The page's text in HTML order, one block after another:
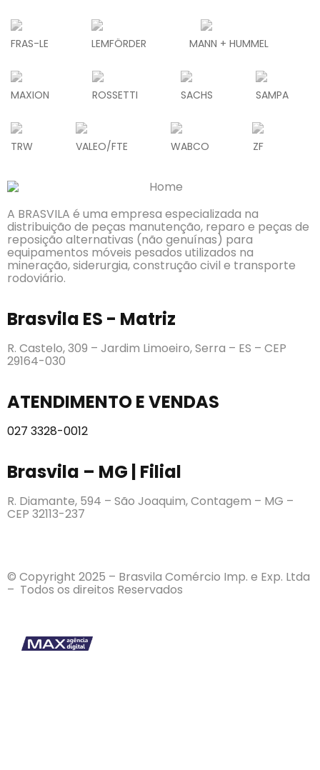
FRAS-LE LEMFÖRDER MANN + HUMMEL
MAXION ROSSETTI SACHS SAMPA
TRW VALEO/FTE WABCO ZF
A BRASVILA é uma empresa especializada na
distribuição de peças manutenção, reparo e peças de
reposição alternativas (não genuínas) para
equipamentos móveis pesados utilizados na
mineração, siderurgia, construção civil e transporte
rodoviário.
Brasvila ES - Matriz
R. Castelo, 309 – Jardim Limoeiro, Serra – ES – CEP
29164-030
ATENDIMENTO E VENDAS
027 3328-0012
Brasvila – MG | Filial
R. Diamante, 594 – São Joaquim, Contagem – MG –
CEP 32113-237
© Copyright 2025 – Brasvila Comércio Imp. e Exp. Ltda
– Todos os direitos Reservados